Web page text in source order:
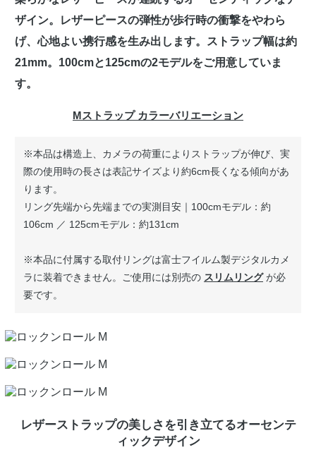
ザイン。レザーピースの弾性が歩行時の衝撃をやわら
げ、心地よい携行感を生み出します。ストラップ幅は約
21mm。100cmと125cmの2モデルをご用意していま
す。
Mストラップ カラーバリエーション
※本品は構造上、カメラの荷重によりストラップが伸び、実
際の使用時の長さは表記サイズより約6cm長くなる傾向があ
ります。
リング先端から先端までの実測目安｜100cmモデル：約
106cm ／ 125cmモデル：約131cm
※本品に付属する取付リングは富士フイルム製デジタルカメ
ラに装着できません。ご使用には別売の スリムリングが必
要です。
レザーストラップの美しさを引き立てるオーセンテ
ィックデザイン